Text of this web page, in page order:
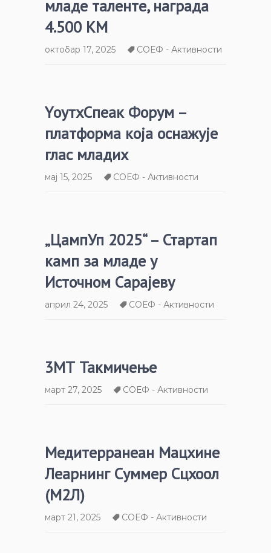
младе таленте, награда
4.500 КМ
октобар 17, 2025 СОЕФ - Активности
YоутхСпеак Форум –
платформа која оснажује
глас младих
мај 15, 2025 СОЕФ - Активности
„ЦампУп 2025“ – Стартап
камп за младе у
Источном Сарајеву
април 24, 2025 СОЕФ - Активности
3МТ Такмичење
март 27, 2025 СОЕФ - Активности
Медитерранеан Мацхине
Леарнинг Суммер Сцхоол
(М2Л)
март 21, 2025 СОЕФ - Активности